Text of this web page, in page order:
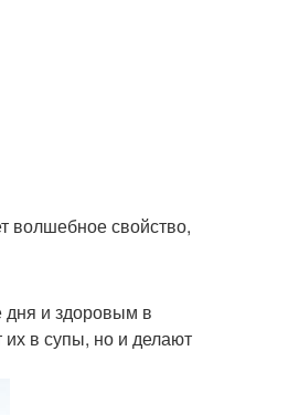
волшебное свойство,
дня и здоровым в
в супы, но и делают